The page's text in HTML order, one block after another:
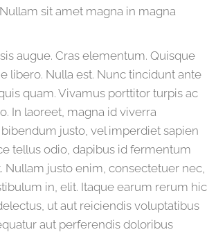
sit amet magna in magna
augue. Cras elementum. Quisque
libero. Nulla est. Nunc tincidunt ante
quam. Vivamus porttitor turpis ac
In laoreet, magna id viverra
justo, vel imperdiet sapien
tellus odio, dapibus id fermentum
Nullam justo enim, consectetuer nec,
in, elit. Itaque earum rerum hic
ut aut reiciendis voluptatibus
aut perferendis doloribus